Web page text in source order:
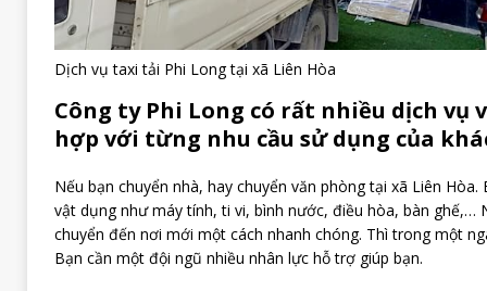
Dịch vụ taxi tải Phi Long tại xã Liên Hòa
Công ty Phi Long có rất nhiều dịch vụ
hợp với từng nhu cầu sử dụng của
Nếu bạn chuyển nhà, hay chuyển văn phòng tại xã Liên
vật dụng như máy tính, ti vi, bình nước, điều hòa, bàn ghế,…
chuyển đến nơi mới một cách nhanh chóng. Thì trong một
Bạn cần một đội ngũ nhiều nhân lực hỗ trợ giúp bạn.